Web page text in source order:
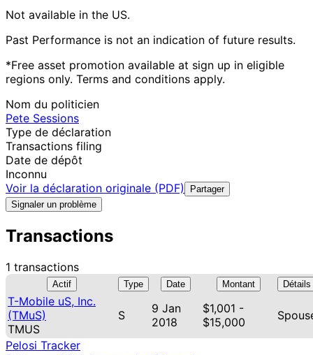
Not available in the US.
Past Performance is not an indication of future results.
*Free asset promotion available at sign up in eligible
regions only. Terms and conditions apply.
Nom du politicien
Pete Sessions
Type de déclaration
Transactions filing
Date de dépôt
Inconnu
Voir la déclaration originale (PDF)
Partager
Signaler un problème
Transactions
1 transactions
Actif Type Date Montant Détails
T-Mobile uS, Inc.
(TMuS)
TMUS
S
9 Jan
2018
$1,001 -
$15,000
Pelosi Tracker